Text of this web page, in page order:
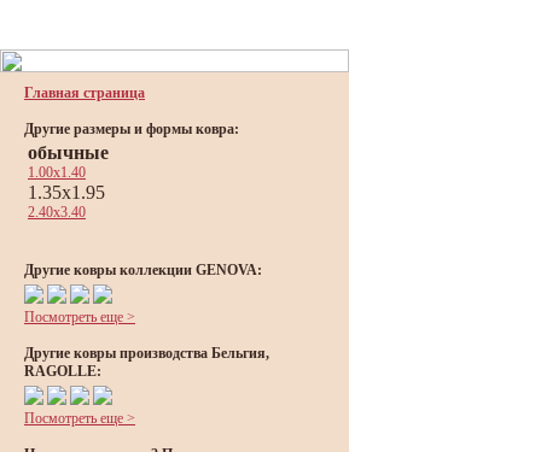
Главная страница
Другие размеры и формы ковра:
обычные
1.00x1.40
1.35x1.95
2.40x3.40
Другие ковры коллекции GENOVA:
Посмотреть еще >
Другие ковры производства Бельгия,
RAGOLLE:
Посмотреть еще >